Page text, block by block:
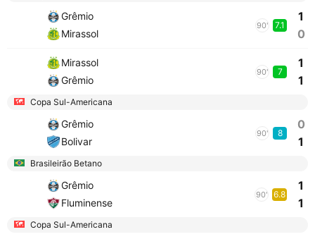
Grêmio
Mirassol
90' 7.1
1
0
Mirassol
Grêmio
90' 7
1
1
Copa Sul-Americana
Grêmio
Bolivar
90' 8
0
1
Brasileirão Betano
Grêmio
Fluminense
90' 6.8
1
1
Copa Sul-Americana